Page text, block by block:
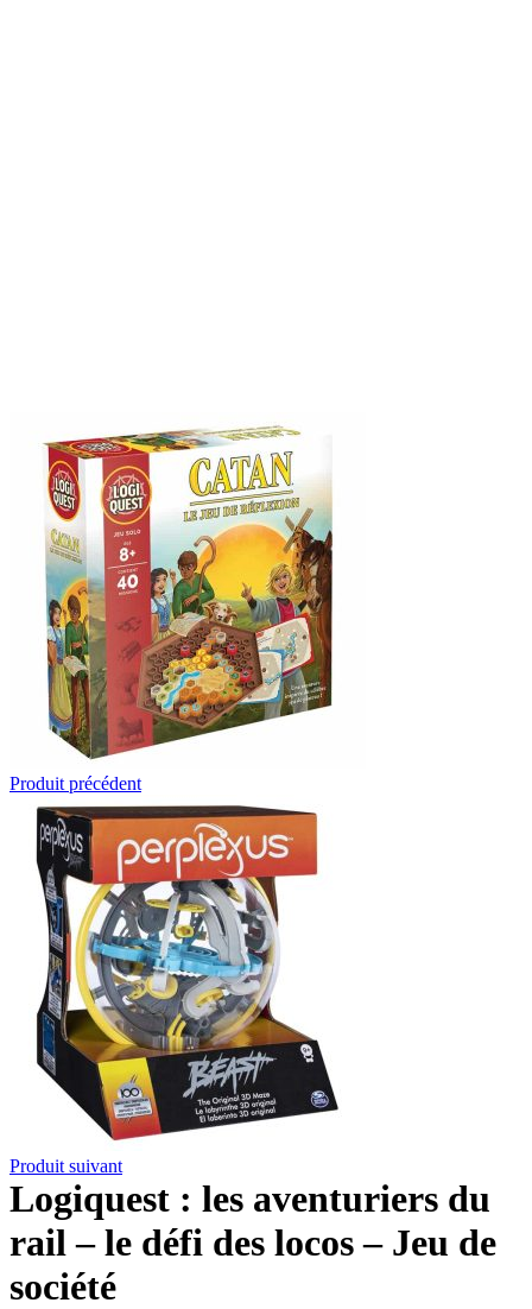
Produit précédent
Produit suivant
Logiquest : les aventuriers du
rail – le défi des locos – Jeu de
société